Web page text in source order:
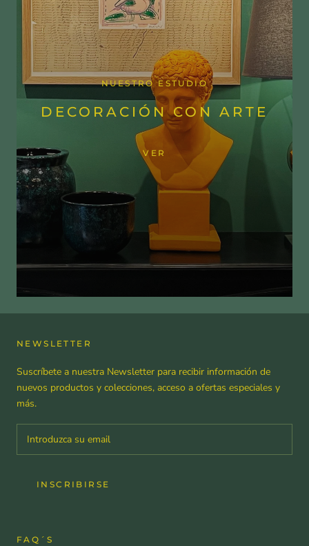
NUESTRO ESTUDIO
DECORACIÓN CON ARTE
VER
NEWSLETTER
Suscríbete a nuestra Newsletter para recibir información de
nuevos productos y colecciones, acceso a ofertas especiales y
más.
INSCRIBIRSE
FAQ´S